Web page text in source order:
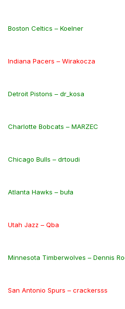
Boston Celtics – Koelner
Indiana Pacers – Wirakocza
Detroit Pistons – dr_kosa
Charlotte Bobcats – MARZEC
Chicago Bulls – drtoudi
Atlanta Hawks – buła
Utah Jazz – Qba
Minnesota Timberwolves – Dennis
San Antonio Spurs – crackersss